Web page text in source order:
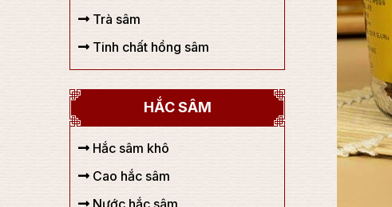
Trà sâm
Tinh chất hồng sâm
HẮC SÂM
Hắc sâm khô
Cao hắc sâm
Nước hắc sâm